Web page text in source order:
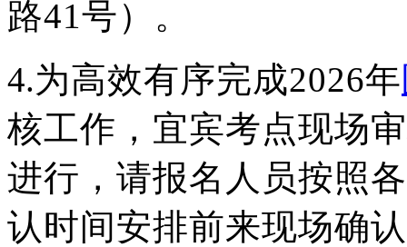
路41号）。
4.为高效有序完成2026年
核工作， 宜宾考点现场
进行，请报名人员按照
认时间安排前来现场确